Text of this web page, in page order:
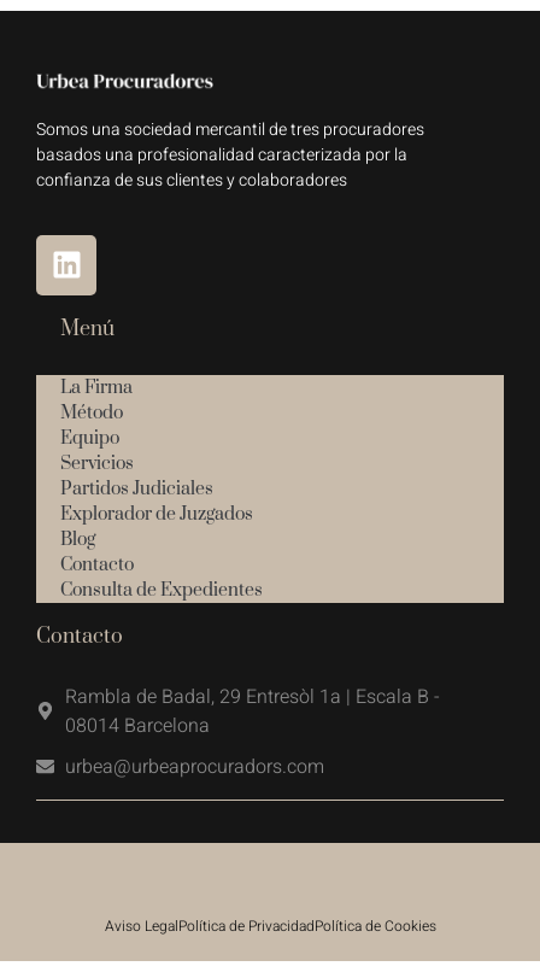
Somos una sociedad mercantil de tres procuradores
basados una profesionalidad caracterizada por la
confianza de sus clientes y colaboradores
Menú
La Firma
Método
Equipo
Servicios
Partidos Judiciales
Explorador de Juzgados
Blog
Contacto
Consulta de Expedientes
Contacto
Rambla de Badal, 29 Entresòl 1a | Escala B -
08014 Barcelona
urbea@urbeaprocuradors.com
Aviso LegalPolítica de PrivacidadPolítica de Cookies